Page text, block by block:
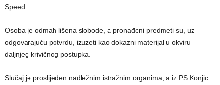
Speed.
Osoba je odmah lišena slobode, a pronađeni predmeti su, uz
odgovarajuću potvrdu, izuzeti kao dokazni materijal u okviru
daljnjeg krivičnog postupka.
Slučaj je proslijeđen nadležnim istražnim organima, a iz PS Konjic